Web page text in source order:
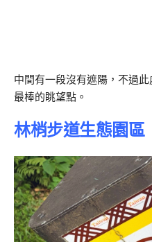
中間有一段沒有遮陽，不過此
最棒的眺望點。
林梢步道生態園區